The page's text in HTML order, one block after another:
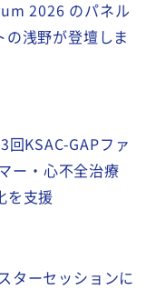
2026 のパネル
浅野が登壇しま
KSAC-GAPファ
ー・心不全治療
を支援
ターセッションに